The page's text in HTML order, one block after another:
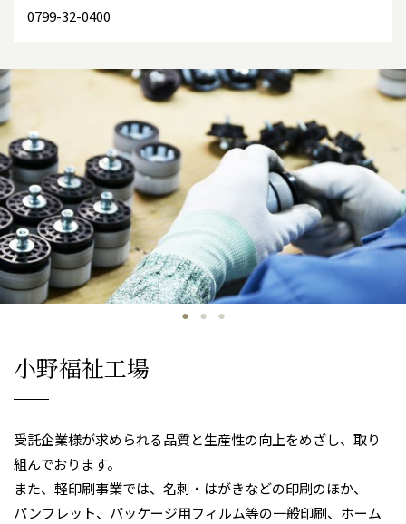
0799-32-0400
小野福祉工場
受託企業様が求められる品質と生産性の向上をめざし、取り
組んでおります。
また、軽印刷事業では、名刺・はがきなどの印刷のほか、
パンフレット、パッケージ用フィルム等の一般印刷、ホーム